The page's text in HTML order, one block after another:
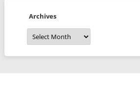
Archives
Archives